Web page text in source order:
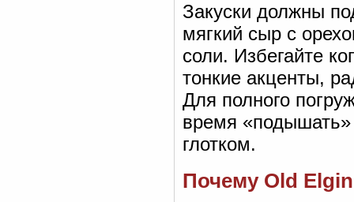
Закуски должны
мягкий сыр с
соли. Избегайте
тонкие акценты,
Для полного
время
глотком.
Почему Old